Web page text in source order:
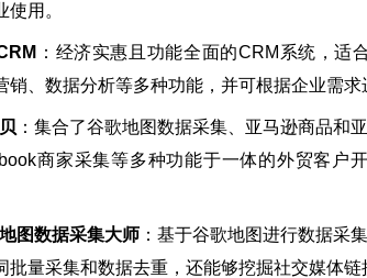
使用。
：经济实惠且功能全面的CRM系统，
销、数据分析等多种功能，并可根据企业需求
：集合了谷歌地图数据采集、亚马逊商品和
商家采集等多种功能于一体的外贸客户
图数据采集大师 ：基于谷歌地图进行数据采
批量采集和数据去重，还能够挖掘社交媒体链